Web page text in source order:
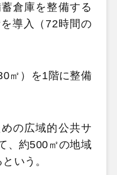
倉庫を整備する
導入（72時間の
㎡）を1階に整備
の広域的公共サ
、約500㎡の地域
いう。